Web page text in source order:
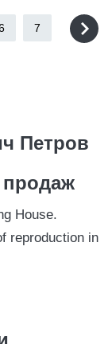
7
Петров
продаж
House.
reproduction in